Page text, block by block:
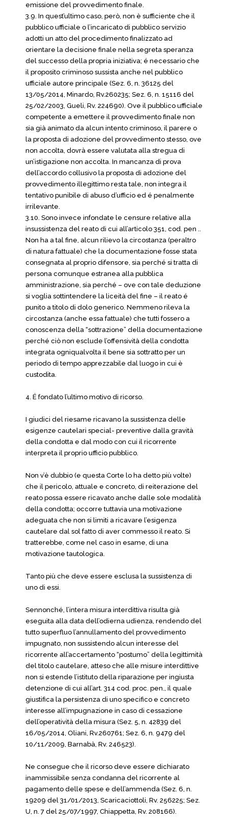
emissione del provvedimento finale.
3.9. In quest’ultimo caso, però, non è sufficiente che il
pubblico ufficiale o l’incaricato di pubblico servizio
adotti un atto del procedimento finalizzato ad
orientare la decisione finale nella segreta speranza
del successo della propria iniziativa; é necessario che
il proposito criminoso sussista anche nel pubblico
ufficiale autore principale (Sez. 6, n. 36125 del
13/05/2014, Minardo, Rv.260235; Sez. 6, n. 15116 del
25/02/2003, Gueli, Rv. 224690). Ove il pubblico ufficiale
competente a emettere il provvedimento finale non
sia già animato da alcun intento criminoso, il parere o
la proposta di adozione del provvedimento stesso, ove
non accolta, dovrà essere valutata alla stregua di
un’istigazione non accolta. In mancanza di prova
dell’accordo collusivo la proposta di adozione del
provvedimento illegittimo resta tale, non integra il
tentativo punibile di abuso d’ufficio ed é penalmente
irrilevante.
3.10. Sono invece infondate le censure relative alla
insussistenza del reato di cui all’articolo 351, cod. pen ..
Non ha a tal fine, alcun rilievo la circostanza (peraltro
di natura fattuale) che la documentazione fosse stata
consegnata al proprio difensore, sia perché si tratta di
persona comunque estranea alla pubblica
amministrazione, sia perché – ove con tale deduzione
si voglia sottintendere la liceità del fine – il reato é
punito a titolo di dolo generico. Nemmeno rileva la
circostanza (anche essa fattuale) che tutti fossero a
conoscenza della “sottrazione” della documentazione
perché ciò non esclude l’offensività della condotta
integrata ogniqualvolta il bene sia sottratto per un
periodo di tempo apprezzabile dal luogo in cui è
custodita.
4. É fondato l’ultimo motivo di ricorso.
I giudici del riesame ricavano la sussistenza delle
esigenze cautelari special- preventive dalla gravità
della condotta e dal modo con cui il ricorrente
interpreta il proprio ufficio pubblico.
Non v’è dubbio (e questa Corte lo ha detto più volte)
che il pericolo, attuale e concreto, di reiterazione del
reato possa essere ricavato anche dalle sole modalità
della condotta; occorre tuttavia una motivazione
adeguata che non si limiti a ricavare l’esigenza
cautelare dal sol fatto di aver commesso il reato. Si
tratterebbe, come nel caso in esame, di una
motivazione tautologica.
Tanto più che deve essere esclusa la sussistenza di
uno di essi.
Sennonché, l’intera misura interdittiva risulta già
eseguita alla data dell’odierna udienza, rendendo del
tutto superfluo l’annullamento del provvedimento
impugnato, non sussistendo alcun interesse del
ricorrente all’accertamento “postumo” della legittimità
del titolo cautelare, atteso che alle misure interdittive
non si estende l’istituto della riparazione per ingiusta
detenzione di cui all’art. 314 cod. proc. pen., il quale
giustifica la persistenza di uno specifico e concreto
interesse all’impugnazione in caso di cessazione
dell’operatività della misura (Sez. 5, n. 42839 del
16/05/2014, Oliani, Rv.260761; Sez. 6, n. 9479 del
10/11/2009, Barnabà, Rv. 246523).
Ne consegue che il ricorso deve essere dichiarato
inammissibile senza condanna del ricorrente al
pagamento delle spese e dell’ammenda (Sez. 6, n.
19209 del 31/01/2013, Scaricaciottoli, Rv. 256225; Sez.
U, n. 7 del 25/07/1997, Chiappetta, Rv. 208166).